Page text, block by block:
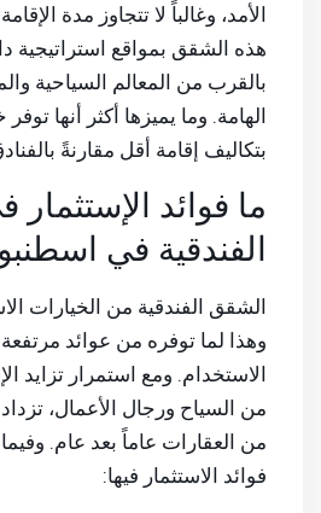
هذه الشقق بمواقع استراتيجية
بالقرب من المعالم السياحية
الهامة. وما يميزها أكثر أنها
بتكاليف إقامة أقل مقارنةً
ما فوائد
الفندقية في
الشقق الفندقية من الخيارات
وهذا لما توفره من عوائد
الاستخدام. ومع استمرار تزايد
من السياح ورجال الأعمال، تزداد
من العقارات عاماً بعد عام.
فوائد الاستثمار فيها: